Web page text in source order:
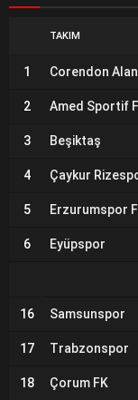
TAKIM
1 Corendon
2 Amed Sportif
3 Beşiktaş
4 Çaykur
5 Erzurumspor
6 Eyüpspor
16 Samsunspor
17 Trabzonspor
18 Çorum FK